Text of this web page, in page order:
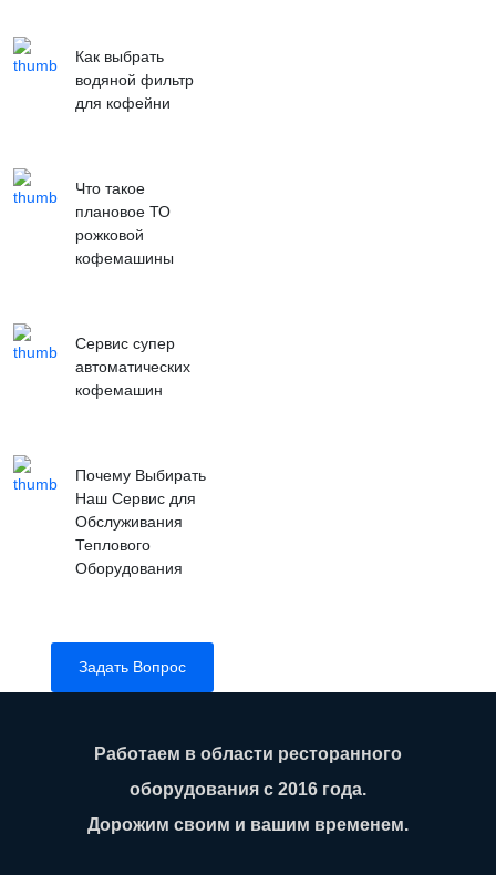
Как выбрать
водяной фильтр
для кофейни
Что такое
плановое ТО
рожковой
кофемашины
Сервис супер
автоматических
кофемашин
Почему Выбирать
Наш Сервис для
Обслуживания
Теплового
Оборудования
Задать Вопрос
Работаем в области ресторанного
оборудования с 2016 года.
Дорожим своим и вашим временем.